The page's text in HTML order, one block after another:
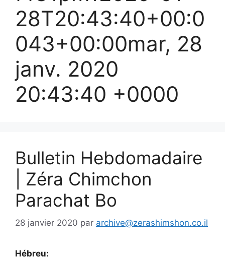
28T20:43:40+00:0
043+00:00mar, 28
janv. 2020
20:43:40 +0000
Bulletin Hebdomadaire
| Zéra Chimchon
Parachat Bo
28 janvier 2020 par archive@zerashimshon.co.il
Hébreu: